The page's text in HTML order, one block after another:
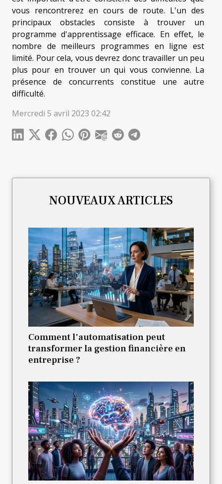
vous rencontrerez en cours de route. L'un des
principaux obstacles consiste à trouver un
programme d'apprentissage efficace. En effet, le
nombre de meilleurs programmes en ligne est
limité. Pour cela, vous devrez donc travailler un peu
plus pour en trouver un qui vous convienne. La
présence de concurrents constitue une autre
difficulté.
Mercredi 5 avril 2023 02:42
NOUVEAUX ARTICLES
Comment l'automatisation peut
transformer la gestion financière en
entreprise ?